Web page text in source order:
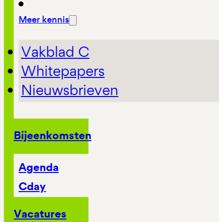
Meer kennis
Vakblad C
Whitepapers
Nieuwsbrieven
Bijeenkomsten
Agenda
Cday
Vacatures